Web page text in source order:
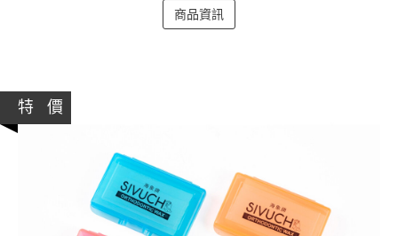
商品資訊
特 價